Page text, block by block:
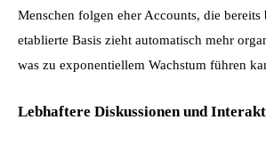
Menschen folgen eher Accounts, die bereits
etablierte Basis zieht automatisch mehr
was zu exponentiellem Wachstum führen
Lebhaftere Diskussionen und